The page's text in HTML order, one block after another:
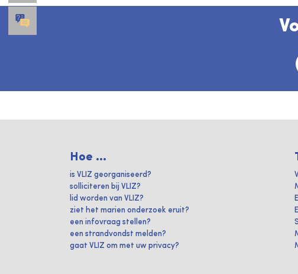
Hoe ...
is VLIZ georganiseerd?
solliciteren bij VLIZ?
lid worden van VLIZ?
ziet het marien onderzoek eruit?
een infovraag stellen?
een strandvondst melden?
gaat VLIZ om met uw privacy?